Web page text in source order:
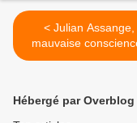
< Julian Assange, la
mauvaise
l'occident
Hébergé par Overblog